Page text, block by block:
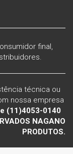
final,
técnica ou
nossa empresa
(11)4053-0140
NAGANO
PRODUTOS.